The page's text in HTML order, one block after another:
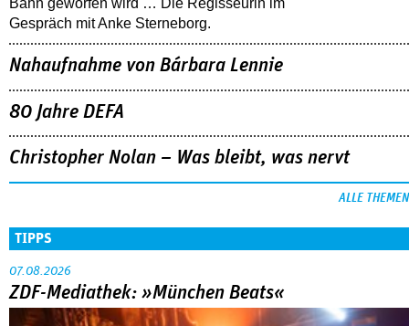
Gespräch mit Anke Sterneborg.
Nahaufnahme von Bárbara Lennie
80 Jahre DEFA
Christopher Nolan – Was bleibt, was nervt
ALLE THEMEN
TIPPS
07.08.2026
ZDF-Mediathek: »München Beats«